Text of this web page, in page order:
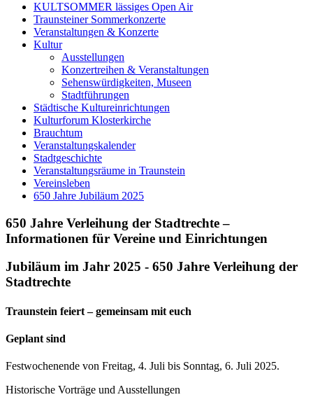
KULTSOMMER lässiges Open Air
Traunsteiner Sommerkonzerte
Veranstaltungen & Konzerte
Kultur
Ausstellungen
Konzertreihen & Veranstaltungen
Sehenswürdigkeiten, Museen
Stadtführungen
Städtische Kultureinrichtungen
Kulturforum Klosterkirche
Brauchtum
Veranstaltungskalender
Stadtgeschichte
Veranstaltungsräume in Traunstein
Vereinsleben
650 Jahre Jubiläum 2025
650 Jahre Verleihung der Stadtrechte –
Informationen für Vereine und Einrichtungen
Jubiläum im Jahr 2025 - 650 Jahre Verleihung der
Stadtrechte
Traunstein feiert – gemeinsam mit euch
Geplant sind
Festwochenende von Freitag, 4. Juli bis Sonntag, 6. Juli 2025.
Historische Vorträge und Ausstellungen